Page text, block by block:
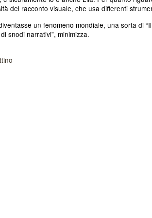
del racconto visuale, che usa differenti
un fenomeno mondiale, una sorta di
snodi narrativi”, minimizza.